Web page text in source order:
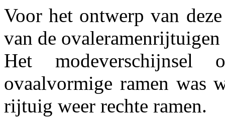
Voor het ontwerp van
van de
Het
ovaalvormige ramen was
rijtuig weer rechte ramen.